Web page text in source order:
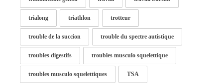
trialong triathlon trotteur
trouble de la succion trouble du spectre autistique
troubles digestifs troubles musculo squelettique
troubles musculo squelettiques TSA